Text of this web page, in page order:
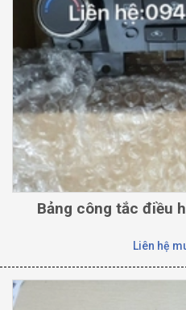
Bảng công tắc điều
Liên hệ